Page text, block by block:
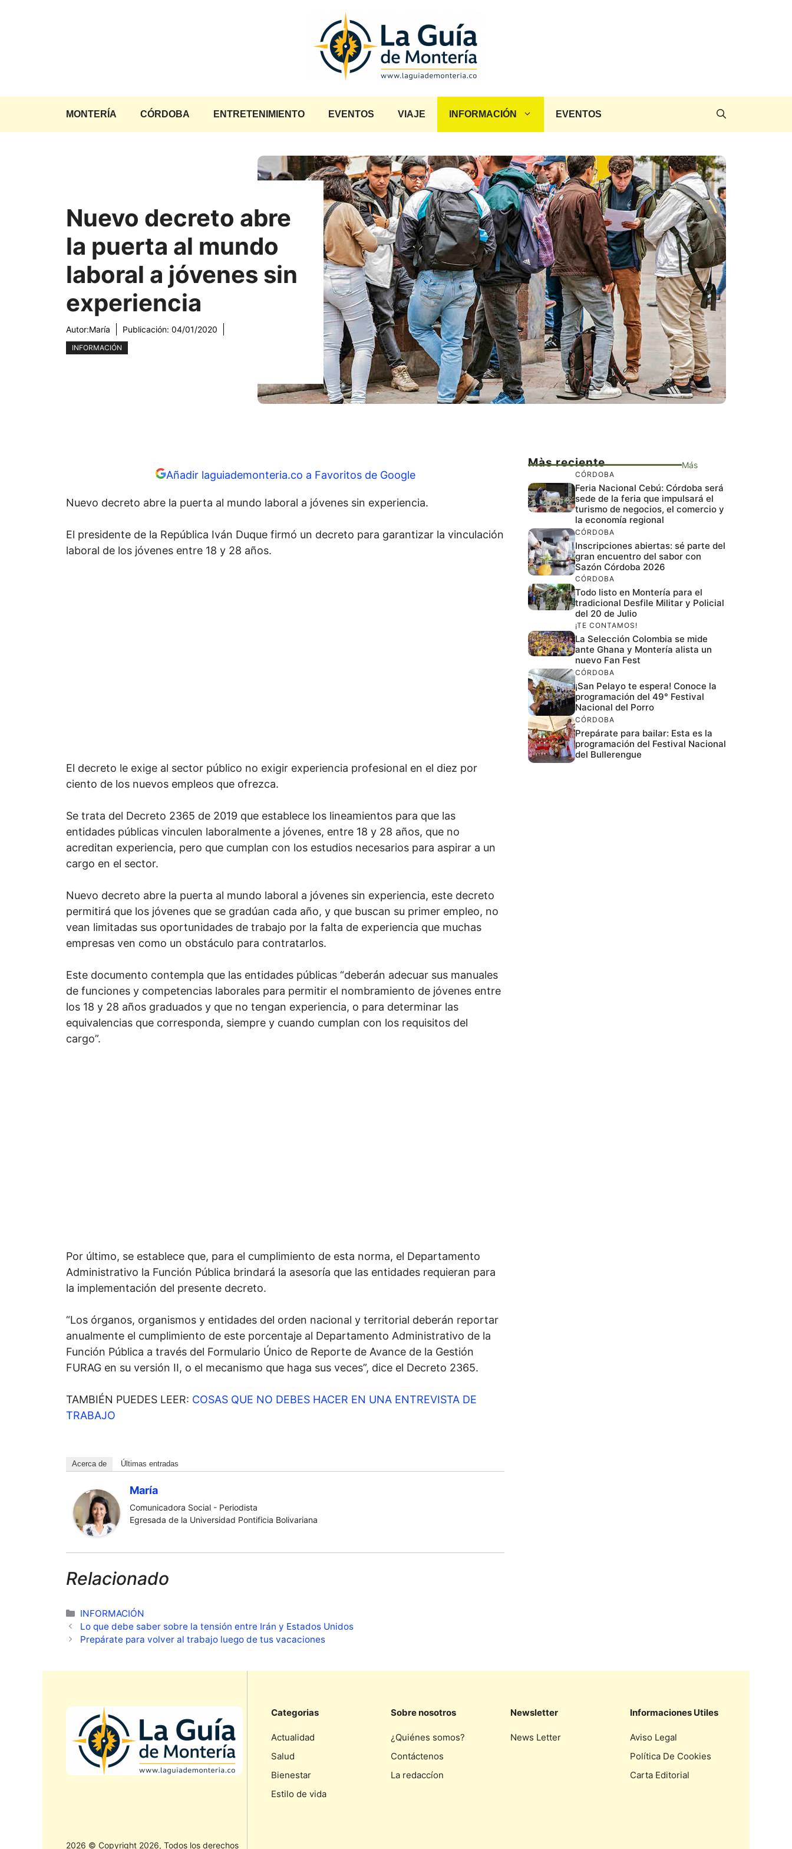
MONTERÍA CÓRDOBA ENTRETENIMIENTO EVENTOS VIAJE INFORMACIÓN EVENTOS
Nuevo decreto abre
la puerta al mundo
laboral a jóvenes sin
experiencia
Autor:María Publicación: 04/01/2020
INFORMACIÓN
Añadir laguiademonteria.co a Favoritos de Google
Nuevo decreto abre la puerta al mundo laboral a jóvenes sin experiencia.
El presidente de la República Iván Duque firmó un decreto para garantizar la vinculación
laboral de los jóvenes entre 18 y 28 años.
El decreto le exige al sector público no exigir experiencia profesional en el diez por
ciento de los nuevos empleos que ofrezca.
Se trata del Decreto 2365 de 2019 que establece los lineamientos para que las
entidades públicas vinculen laboralmente a jóvenes, entre 18 y 28 años, que no
acreditan experiencia, pero que cumplan con los estudios necesarios para aspirar a un
cargo en el sector.
Nuevo decreto abre la puerta al mundo laboral a jóvenes sin experiencia, este decreto
permitirá que los jóvenes que se gradúan cada año, y que buscan su primer empleo, no
vean limitadas sus oportunidades de trabajo por la falta de experiencia que muchas
empresas ven como un obstáculo para contratarlos.
Este documento contempla que las entidades públicas “deberán adecuar sus manuales
de funciones y competencias laborales para permitir el nombramiento de jóvenes entre
los 18 y 28 años graduados y que no tengan experiencia, o para determinar las
equivalencias que corresponda, siempre y cuando cumplan con los requisitos del
cargo”.
Por último, se establece que, para el cumplimiento de esta norma, el Departamento
Administrativo la Función Pública brindará la asesoría que las entidades requieran para
la implementación del presente decreto.
“Los órganos, organismos y entidades del orden nacional y territorial deberán reportar
anualmente el cumplimiento de este porcentaje al Departamento Administrativo de la
Función Pública a través del Formulario Único de Reporte de Avance de la Gestión
FURAG en su versión II, o el mecanismo que haga sus veces”, dice el Decreto 2365.
TAMBIÉN PUEDES LEER: COSAS QUE NO DEBES HACER EN UNA ENTREVISTA DE
TRABAJO
Acerca de Últimas entradas
María
Comunicadora Social - Periodista
Egresada de la Universidad Pontificia Bolivariana
Relacionado
Categorías
INFORMACIÓN
Lo que debe saber sobre la tensión entre Irán y Estados Unidos
Prepárate para volver al trabajo luego de tus vacaciones
Màs reciente Más
CÓRDOBA
Feria Nacional Cebú: Córdoba será
sede de la feria que impulsará el
turismo de negocios, el comercio y
la economía regional
CÓRDOBA
Inscripciones abiertas: sé parte del
gran encuentro del sabor con
Sazón Córdoba 2026
CÓRDOBA
Todo listo en Montería para el
tradicional Desfile Militar y Policial
del 20 de Julio
¡TE CONTAMOS!
La Selección Colombia se mide
ante Ghana y Montería alista un
nuevo Fan Fest
CÓRDOBA
¡San Pelayo te espera! Conoce la
programación del 49° Festival
Nacional del Porro
CÓRDOBA
Prepárate para bailar: Esta es la
programación del Festival Nacional
del Bullerengue
Categorias
Actualidad
Salud
Bienestar
Estilo de vida
Sobre nosotros
¿Quiénes somos?
Contáctenos
La redaccíon
Newsletter
News Letter
Informaciones Utiles
Aviso Legal
Política De Cookies
Carta Editorial
2026 © Copyright 2026, Todos los derechos